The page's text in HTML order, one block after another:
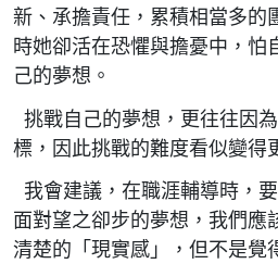
新、承擔責任，累積相當多的
時她卻活在恐懼與擔憂中，怕
己的夢想。
挑戰自己的夢想，更往往因
標，因此挑戰的難度看似變得
我會建議，在職涯輔導時，
面對望之卻步的夢想，我們應
清楚的「現實感」，但不是覺